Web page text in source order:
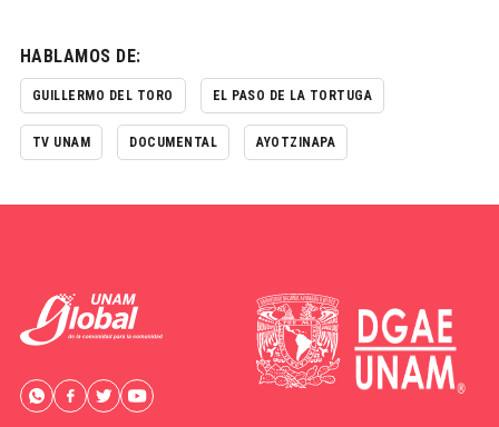
HABLAMOS DE:
GUILLERMO DEL TORO EL PASO DE LA TORTUGA
TV UNAM DOCUMENTAL AYOTZINAPA